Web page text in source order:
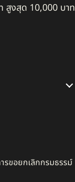
สูงสุด 10,000 บาท
รขอยกเลิกกรมธรรม์